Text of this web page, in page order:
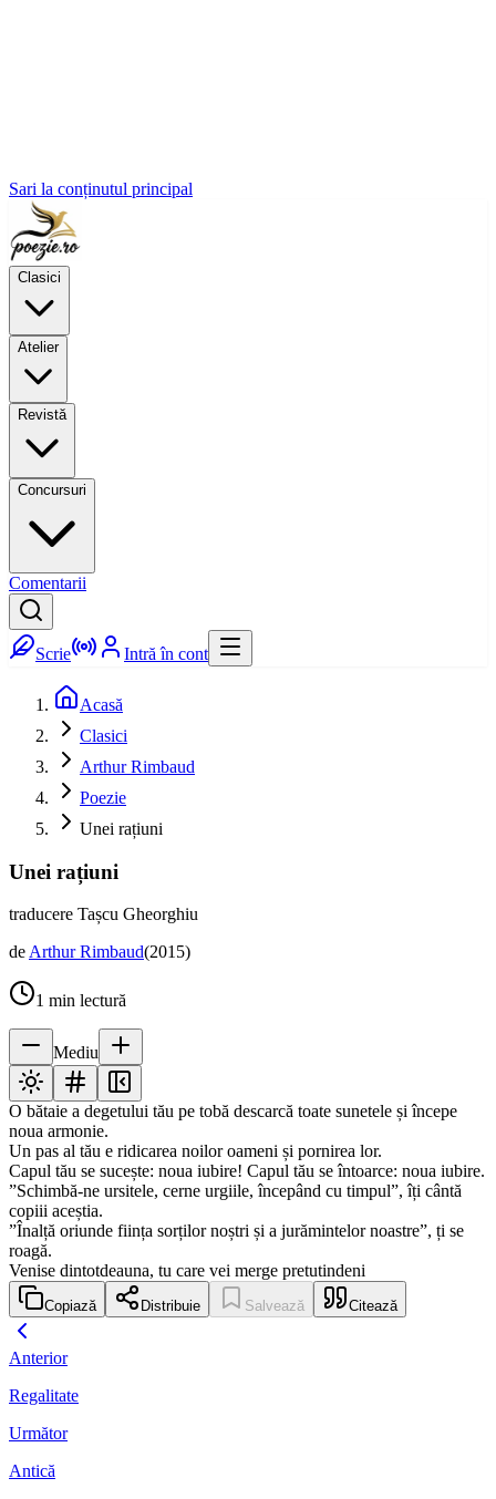
Sari la conținutul principal
Clasici
Atelier
Revistă
Concursuri
Comentarii
Scrie Intră în cont
Acasă
Clasici
Arthur Rimbaud
Poezie
Unei rațiuni
Unei rațiuni
traducere Tașcu Gheorghiu
deArthur Rimbaud(2015)
1 min lectură
Mediu
O bătaie a degetului tău pe tobă descarcă toate sunetele și începe
noua armonie.
Un pas al tău e ridicarea noilor oameni și pornirea lor.
Capul tău se sucește: noua iubire! Capul tău se întoarce: noua iubire.
”Schimbă-ne ursitele, cerne urgiile, începând cu timpul”, îți cântă
copiii aceștia.
”Înalță oriunde ființa sorților noștri și a jurămintelor noastre”, ți se
roagă.
Venise dintotdeauna, tu care vei merge pretutindeni
Copiază Distribuie Salvează Citează
Anterior
Regalitate
Următor
Antică